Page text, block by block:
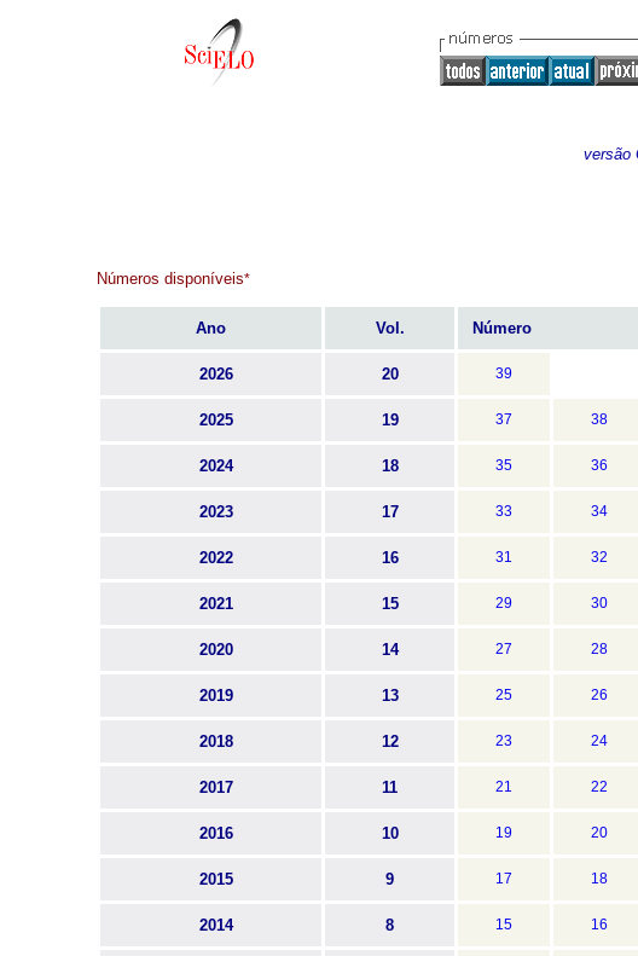
versão
Números disponíveis*
Ano Vol. Número
2026 20 39
2025 19 37 38
2024 18 35 36
2023 17 33 34
2022 16 31 32
2021 15 29 30
2020 14 27 28
2019 13 25 26
2018 12 23 24
2017 11 21 22
2016 10 19 20
2015 9 17 18
2014 8 15 16